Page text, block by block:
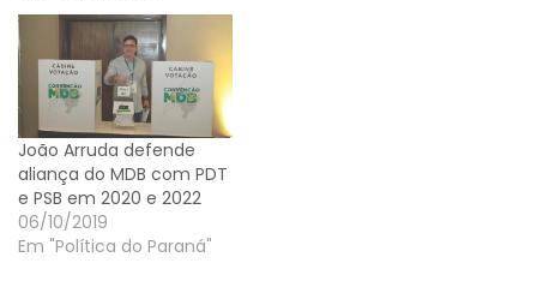
João Arruda defende
aliança do MDB com PDT
e PSB em 2020 e 2022
06/10/2019
Em "Política do Paraná"